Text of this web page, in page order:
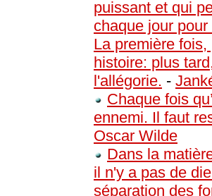
puissant et qui
chaque jour
La première
histoire: plus
l'allégorie. -
Chaque fois
ennemi. Il faut
Oscar Wilde
Dans la
il n'y a pas de
séparation des